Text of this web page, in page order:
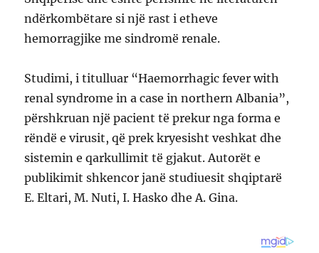
ndërkombëtare si një rast i etheve
hemorragjike me sindromë renale.
Studimi, i titulluar “Haemorrhagic fever with
renal syndrome in a case in northern Albania”,
përshkruan një pacient të prekur nga forma e
rëndë e virusit, që prek kryesisht veshkat dhe
sistemin e qarkullimit të gjakut. Autorët e
publikimit shkencor janë studiuesit shqiptarë
E. Eltari, M. Nuti, I. Hasko dhe A. Gina.